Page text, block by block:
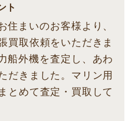
ト
住まいのお客様より、
買取依頼をいただきま
船外機を査定し、あわ
だきました。マリン用
とめて査定・買取して